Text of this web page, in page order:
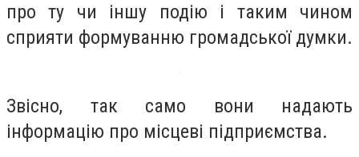
про ту чи іншу подію і таким чином
сприяти формуванню громадської думки.
Звісно, так само вони надають
інформацію про місцеві підприємства.